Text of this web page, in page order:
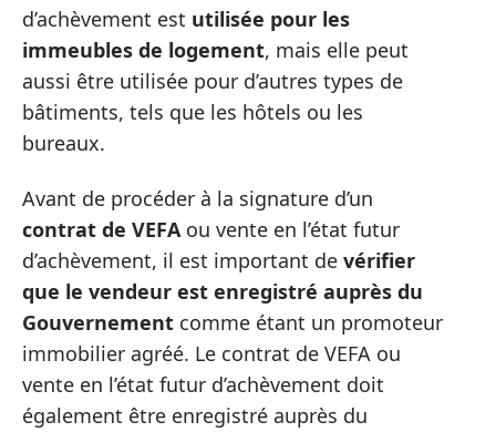
d’achèvement est utilisée pour les
immeubles de logement, mais elle peut
aussi être utilisée pour d’autres types de
bâtiments, tels que les hôtels ou les
bureaux.
Avant de procéder à la signature d’un
contrat de VEFAou vente en l’état futur
d’achèvement, il est important de vérifier
que le vendeur est enregistré auprès du
Gouvernement comme étant un promoteur
immobilier agréé. Le contrat de VEFA ou
vente en l’état futur d’achèvement doit
également être enregistré auprès du